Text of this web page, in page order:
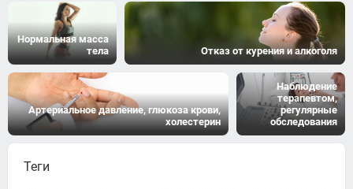
Нормальная масса
тела
Отказ от курения и алкоголя
Артериальное давление, глюкоза крови,
холестерин
Наблюдение
терапевтом,
регулярные
обследования
Теги